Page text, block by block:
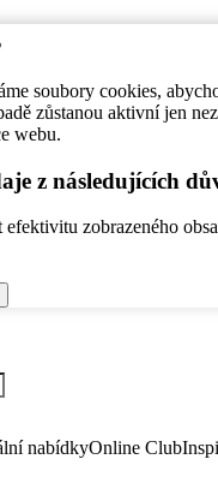
soubory cookies,
zůstanou aktivní jen
webu.
z následujících
zobrazeného
nabídkyOnline Club